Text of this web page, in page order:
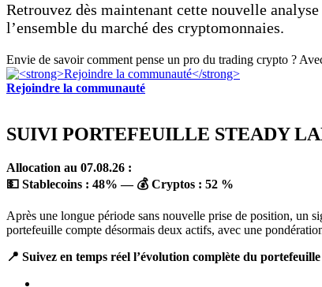
Retrouvez dès maintenant cette nouvelle
l’ensemble du marché des cryptomonnaies.
Envie de savoir comment pense un pro du trading crypto ?
Rejoindre la communauté
SUIVI PORTEFEUILLE STEADY
Allocation au 07.08.26 :
💵 Stablecoins : 48% — 💰 Cryptos : 52 %
Après une longue période sans nouvelle prise de position, un
portefeuille compte désormais deux actifs, avec une
📍 Suivez en temps réel l’évolution complète du